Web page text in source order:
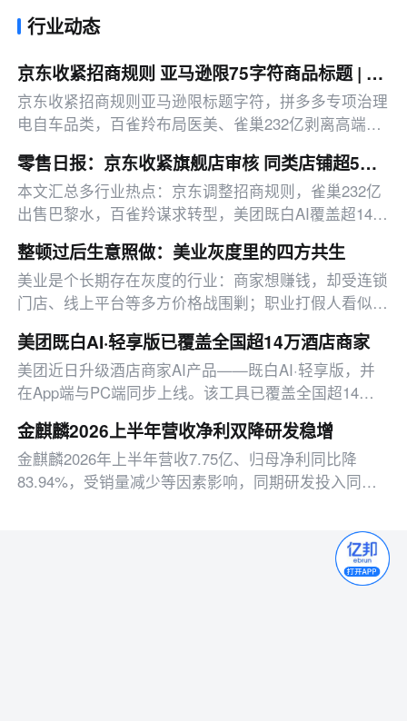
行业动态
京东收紧招商规则 亚马逊限75字符商品标题 | 邦小白日报
京东收紧招商规则亚马逊限标题字符，拼多多专项治理
电自车品类，百雀羚布局医美、雀巢232亿剥离高端水
零售日报：京东收紧旗舰店审核 同类店铺超5家提高保证金门槛
本文汇总多行业热点：京东调整招商规则，雀巢232亿
出售巴黎水，百雀羚谋求转型，美团既白AI覆盖超14万
整顿过后生意照做：美业灰度里的四方共生
美业是个长期存在灰度的行业：商家想赚钱，却受连锁
门店、线上平台等多方价格战围剿；职业打假人看似正
费者选择在美容院找“平替”。
美团既白AI·轻享版已覆盖全国超14万酒店商家
美团近日升级酒店商家AI产品——既白AI·轻享版，并
在App端与PC端同步上线。该工具已覆盖全国超14万
据播报、经营诊断、热点资讯、操作提效等场景
金麒麟2026上半年营收净利双降研发稳增
金麒麟2026年上半年营收7.75亿、归母净利同比降
83.94%，受销量减少等因素影响，同期研发投入同比